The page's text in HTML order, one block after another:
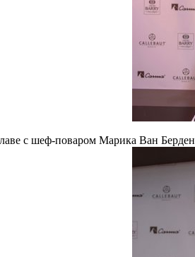
с шеф-поваром Марика Ван Берден